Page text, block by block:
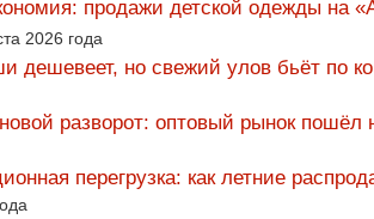
продажи детской одежды на
2026 года
дешевеет, но свежий улов бьёт по
разворот: оптовый рынок
перегрузка: как летние